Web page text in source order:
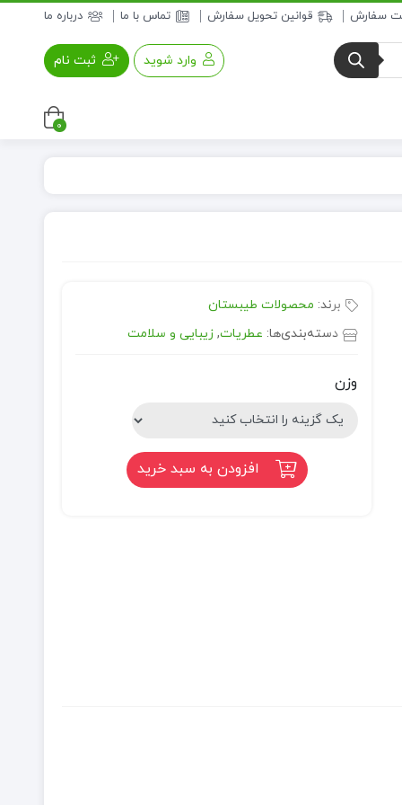
سفارش قوانین تحویل سفارش تماس با ما درباره ما
وارد شوید ثبت نام
0
برند: محصولات طیبستان
دسته‌بندی‌ها: عطریات, زیبایی و سلامت
وزن
افزودن به سبد خرید